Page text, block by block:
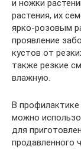
и ножки
растения, их
ярко-розовым
проявление
кустов от
также резкие
влажную.
В
можно
для
продавленного